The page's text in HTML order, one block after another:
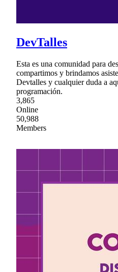
DevTalles
Esta es una comunidad para
compartimos y brindamos
Devtalles y cualquier duda a
programación.
3,865
Online
50,988
Members